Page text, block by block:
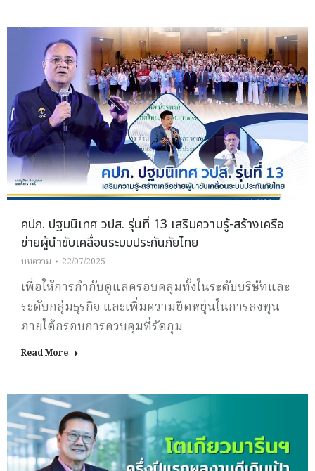
คปภ. ปฐมนิเทศ วปส. รุ่นที่ 13 เสริมความรู้-สร้างเครือ
ข่ายผู้นำขับเคลื่อนระบบประกันภัยไทย
บทความ 22/07/2025
เพื่อให้การกำกับดูแลครอบคลุมทั้งในระดับบริษัทและ
ระดับกลุ่มธุรกิจ และเพิ่มความยืดหยุ่นในการลงทุน
ภายใต้กรอบการควบคุมที่รัดกุม
Read More